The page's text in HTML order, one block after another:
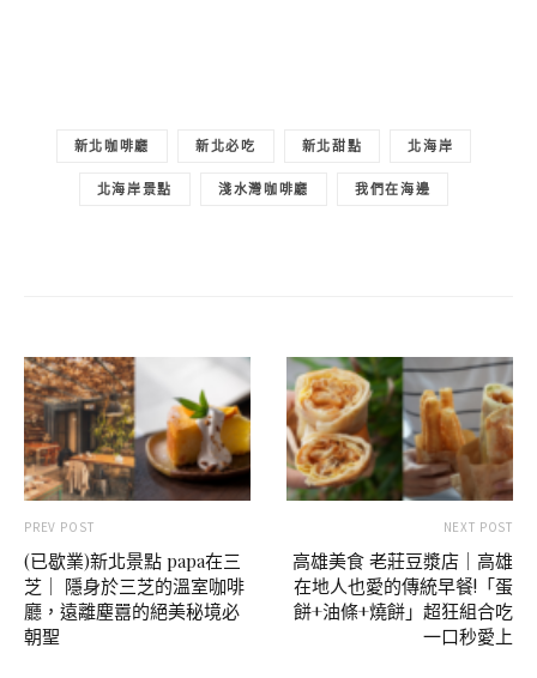
新北咖啡廳 新北必吃 新北甜點 北海岸
北海岸景點 淺水灣咖啡廳 我們在海邊
PREV POST
(已歇業)新北景點 papa在三
芝｜ 隱身於三芝的溫室咖啡
廳，遠離塵囂的絕美秘境必
朝聖
NEXT POST
高雄美食 老莊豆漿店｜高雄
在地人也愛的傳統早餐!「蛋
餅+油條+燒餅」超狂組合吃
一口秒愛上